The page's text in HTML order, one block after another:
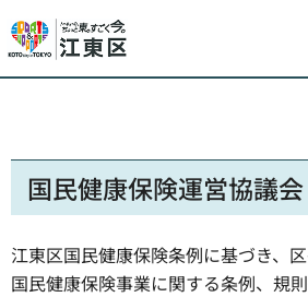
国民健康保険運営協議会
江東区国民健康保険条例に基づき、区
国民健康保険事業に関する条例、規